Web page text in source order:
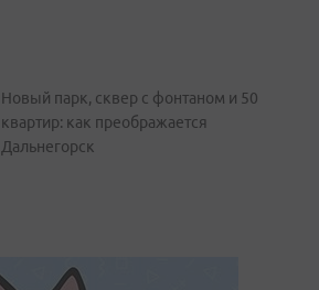
Новый парк, сквер с фонтаном и 50
квартир: как преображается
Дальнегорск